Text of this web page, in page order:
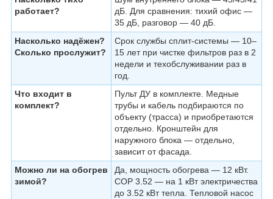
работает?
дБ. Для сравнения: тихий офис —
35 дБ, разговор — 40 дБ.
Насколько надёжен?
Сколько прослужит?
Срок службы сплит-системы — 10–
15 лет при чистке фильтров раз в 2
недели и техобслуживании раз в
год.
Что входит в
комплект?
Пульт ДУ в комплекте. Медные
трубы и кабель подбираются по
объекту (трасса) и приобретаются
отдельно. Кронштейн для
наружного блока — отдельно,
зависит от фасада.
Можно ли на обогрев
зимой?
Да, мощность обогрева — 12 кВт.
COP 3.52 — на 1 кВт электричества
до 3.52 кВт тепла. Тепловой насос